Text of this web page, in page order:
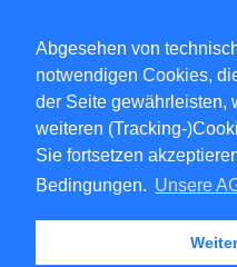
Abgesehen von
notwendigen Cookies,
der Seite gewährleisten,
weiteren (Tracking-
Sie fortsetzen
Bedingungen. Unsere
Weiter